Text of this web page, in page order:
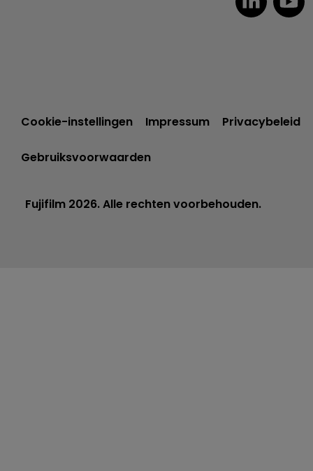
Cookie-instellingen Impressum Privacybeleid
Gebruiksvoorwaarden
Fujifilm 2026. Alle rechten voorbehouden.